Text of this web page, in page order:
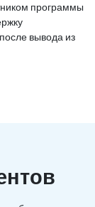
программы
вывода из